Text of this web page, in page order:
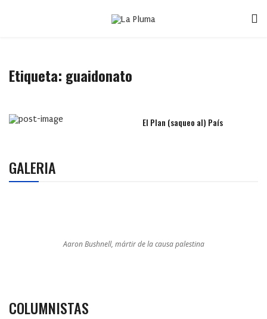
Etiqueta: guaidonato
El Plan (saqueo al) País
GALERIA
Aaron Bushnell, mártir de la causa palestina
COLUMNISTAS